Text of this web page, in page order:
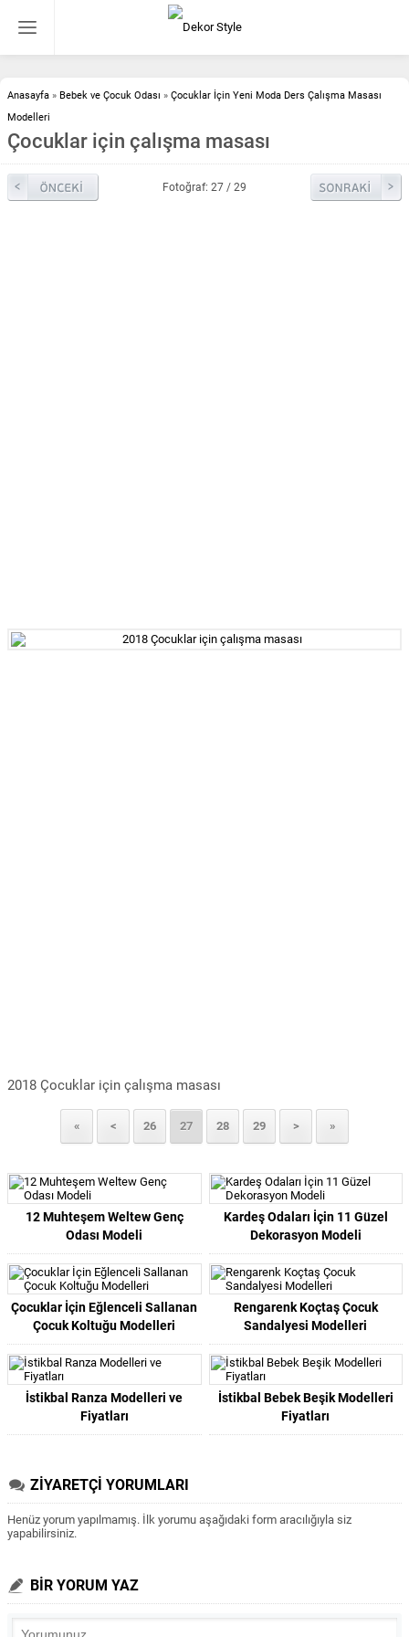
Anasayfa » Bebek ve Çocuk Odası » Çocuklar İçin Yeni Moda Ders Çalışma Masası
Modelleri
Çocuklar için çalışma masası
Fotoğraf: 27 / 29
2018 Çocuklar için çalışma masası
« < 26 27 28 29 > »
12 Muhteşem Weltew Genç
Odası Modeli
Kardeş Odaları İçin 11 Güzel
Dekorasyon Modeli
Çocuklar İçin Eğlenceli Sallanan
Çocuk Koltuğu Modelleri
Rengarenk Koçtaş Çocuk
Sandalyesi Modelleri
İstikbal Ranza Modelleri ve
Fiyatları
İstikbal Bebek Beşik Modelleri
Fiyatları
ZİYARETÇİ YORUMLARI
Henüz yorum yapılmamış. İlk yorumu aşağıdaki form aracılığıyla siz
yapabilirsiniz.
BİR YORUM YAZ